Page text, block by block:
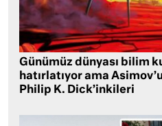
Günümüz dünyası bilim
hatırlatıyor ama
Philip K. Dick’inkileri